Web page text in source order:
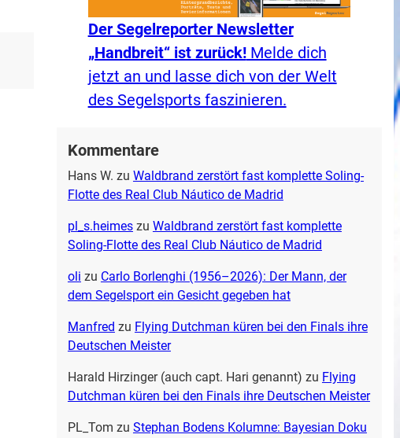
Der Segelreporter Newsletter
„Handbreit“ ist zurück!Melde dich
jetzt an und lasse dich von der Welt
des Segelsports faszinieren.
Kommentare
Hans W. zu Waldbrand zerstört fast komplette Soling-
Flotte des Real Club Náutico de Madrid
pl_s.heimeszu Waldbrand zerstört fast komplette
Soling-Flotte des Real Club Náutico de Madrid
oli zu Carlo Borlenghi (1956–2026): Der Mann, der
dem Segelsport ein Gesicht gegeben hat
Manfred zu Flying Dutchman küren bei den Finals ihre
Deutschen Meister
Harald Hirzinger (auch capt. Hari genannt) zu Flying
Dutchman küren bei den Finals ihre Deutschen Meister
PL_Tom zu Stephan Bodens Kolumne: Bayesian Doku